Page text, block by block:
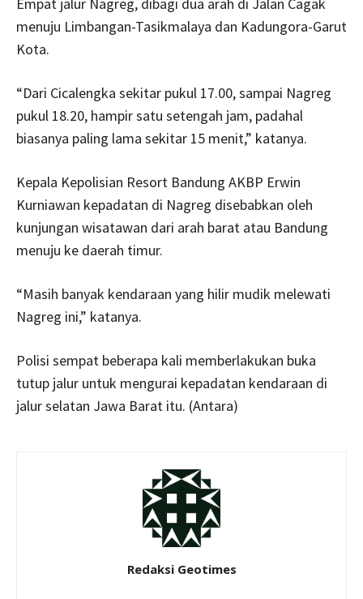
menuju Limbangan-Tasikmalaya dan Kadungora-Garut
Kota.
“Dari Cicalengka sekitar pukul 17.00, sampai Nagreg
pukul 18.20, hampir satu setengah jam, padahal
biasanya paling lama sekitar 15 menit,” katanya.
Kepala Kepolisian Resort Bandung AKBP Erwin
Kurniawan kepadatan di Nagreg disebabkan oleh
kunjungan wisatawan dari arah barat atau Bandung
menuju ke daerah timur.
“Masih banyak kendaraan yang hilir mudik melewati
Nagreg ini,” katanya.
Polisi sempat beberapa kali memberlakukan buka
tutup jalur untuk mengurai kepadatan kendaraan di
jalur selatan Jawa Barat itu. (Antara)
Redaksi Geotimes